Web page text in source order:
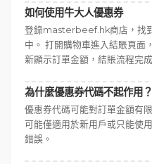
如何使用牛大人優惠券
登錄masterbeef.hk商店，找
中。 打開購物車進入結賬頁面
新顯示訂單金額，結賬流程完成
為什麼優惠券代碼不起作用？
優惠券代碼可能對訂單金額有
可能僅適用於新用戶或只能使
錯誤。